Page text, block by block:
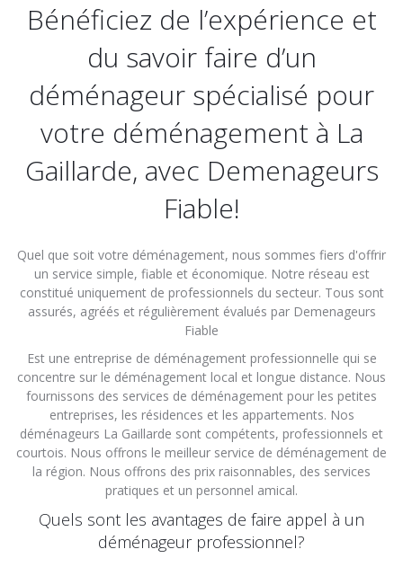
Bénéficiez de l’expérience et
du savoir faire d’un
déménageur spécialisé pour
votre déménagement à La
Gaillarde, avec Demenageurs
Fiable!
Quel que soit votre déménagement, nous sommes fiers d'offrir
un service simple, fiable et économique. Notre réseau est
constitué uniquement de professionnels du secteur. Tous sont
assurés, agréés et régulièrement évalués par Demenageurs
Fiable
Est une entreprise de déménagement professionnelle qui se
concentre sur le déménagement local et longue distance. Nous
fournissons des services de déménagement pour les petites
entreprises, les résidences et les appartements. Nos
déménageurs La Gaillarde sont compétents, professionnels et
courtois. Nous offrons le meilleur service de déménagement de
la région. Nous offrons des prix raisonnables, des services
pratiques et un personnel amical.
Quels sont les avantages de faire appel à un
déménageur professionnel?